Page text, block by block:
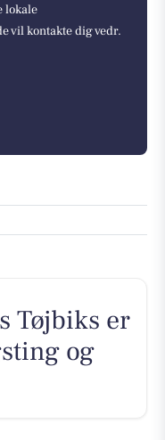
lokale
vil kontakte dig vedr.
Tøjbiks er
og